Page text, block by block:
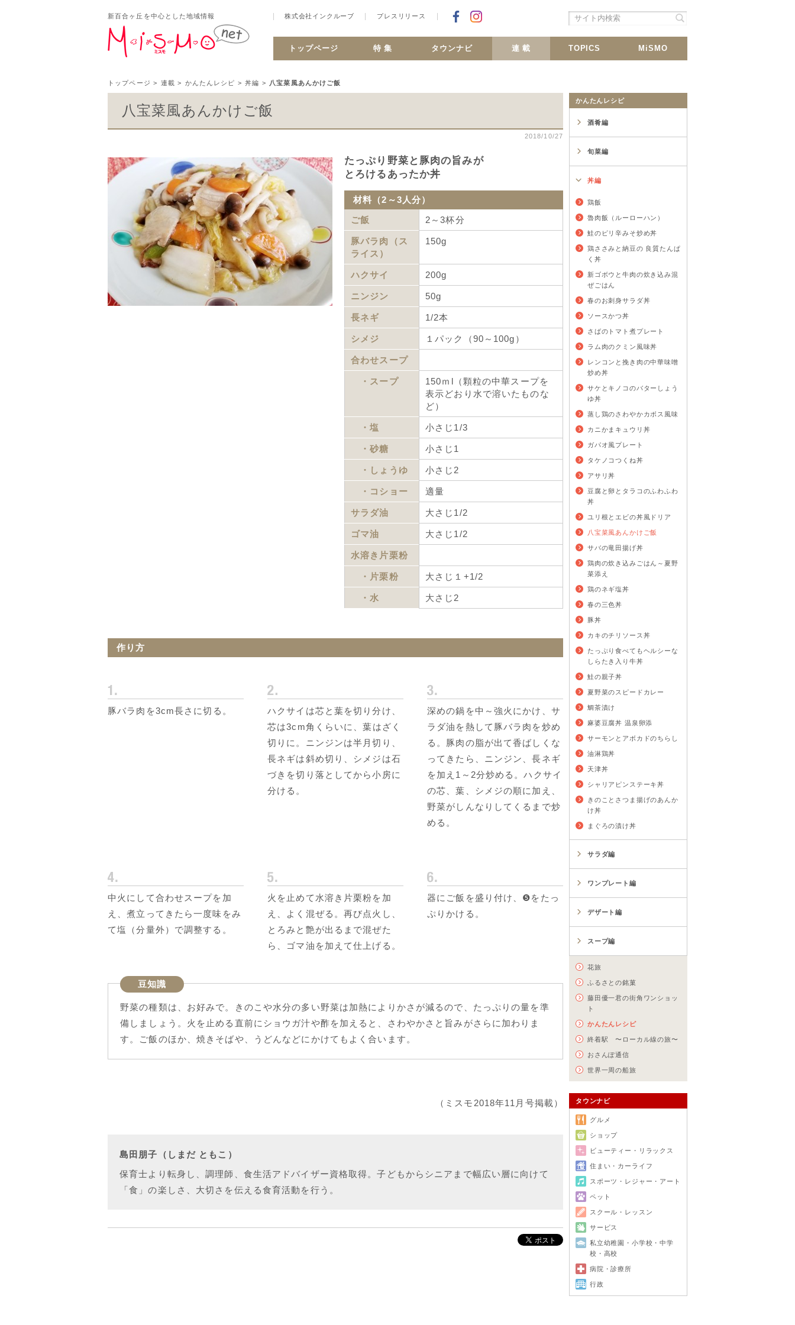
新百合ヶ丘を中心とした地域情報 株式会社インクルーブ プレスリリース Facebookでシェア
トップページ 特 集 タウンナビ 連 載 TOPICS MiSMO
トップページ > 連載 > かんたんレシピ > 丼編 > 八宝菜風あんかけご飯
かんたんレシピ
酒肴編
旬菜編
丼編
鶏飯
魯肉飯（ルーローハン）
鮭のピリ辛みそ炒め丼
鶏ささみと納豆の 良質たんぱ
く丼
新ゴボウと牛肉の炊き込み混
ぜごはん
春のお刺身サラダ丼
ソースかつ丼
さばのトマト煮プレート
ラム肉のクミン風味丼
レンコンと挽き肉の中華味噌
炒め丼
サケとキノコのバターしょう
ゆ丼
蒸し鶏のさわやかカボス風味
カニかまキュウリ丼
ガパオ風プレート
タケノコつくね丼
アサリ丼
豆腐と卵とタラコのふわふわ
丼
ユリ根とエビの丼風ドリア
八宝菜風あんかけご飯
サバの竜田揚げ丼
鶏肉の炊き込みごはん～夏野
菜添え
鶏のネギ塩丼
春の三色丼
豚丼
カキのチリソース丼
たっぷり食べてもヘルシーな
しらたき入り牛丼
鮭の親子丼
夏野菜のスピードカレー
鯛茶漬け
麻婆豆腐丼 温泉卵添
サーモンとアボカドのちらし
油淋鶏丼
天津丼
シャリアピンステーキ丼
きのことさつま揚げのあんか
け丼
まぐろの漬け丼
サラダ編
ワンプレート編
デザート編
スープ編
花旅
ふるさとの銘菓
藤田優一君の街角ワンショッ
ト
かんたんレシピ
終着駅 〜ローカル線の旅〜
おさんぽ通信
世界一周の船旅
タウンナビ
グルメ
ショップ
ビューティー・リラックス
住まい・カーライフ
スポーツ・レジャー・アート
ペット
スクール・レッスン
サービス
私立幼稚園・小学校・中学
校・高校
病院・診療所
行政
八宝菜風あんかけご飯
2018/10/27
たっぷり野菜と豚肉の旨みが
とろけるあったか丼
材料（2～3人分）
ご飯
2～3杯分
豚バラ肉（ス
ライス）
150g
ハクサイ 200g
ニンジン 50g
長ネギ 1/2本
シメジ １パック（90～100g）
合わせスープ
・スープ
150ｍl（顆粒の中華スープを
表示どおり水で溶いたものな
ど）
・塩 小さじ1/3
・砂糖 小さじ1
・しょうゆ 小さじ2
・コショー 適量
サラダ油 大さじ1/2
ゴマ油 大さじ1/2
水溶き片栗粉
・片栗粉 大さじ１+1/2
・水 大さじ2
作り方
豚バラ肉を3cm長さに切る。
ハクサイは芯と葉を切り分け、
芯は3cm角くらいに、葉はざく
切りに。ニンジンは半月切り、
長ネギは斜め切り、シメジは石
づきを切り落としてから小房に
分ける。
深めの鍋を中～強火にかけ、サ
ラダ油を熱して豚バラ肉を炒め
る。豚肉の脂が出て香ばしくな
ってきたら、ニンジン、長ネギ
を加え1～2分炒める。ハクサイ
の芯、葉、シメジの順に加え、
野菜がしんなりしてくるまで炒
める。
中火にして合わせスープを加
え、煮立ってきたら一度味をみ
て塩（分量外）で調整する。
火を止めて水溶き片栗粉を加
え、よく混ぜる。再び点火し、
とろみと艶が出るまで混ぜた
ら、ゴマ油を加えて仕上げる。
器にご飯を盛り付け、❺をたっ
ぷりかける。
豆知識
野菜の種類は、お好みで。きのこや水分の多い野菜は加熱によりかさが減るので、たっぷりの量を準
備しましょう。火を止める直前にショウガ汁や酢を加えると、さわやかさと旨みがさらに加わりま
す。ご飯のほか、焼きそばや、うどんなどにかけてもよく合います。
（ミスモ2018年11月号掲載）
島田朋子（しまだ ともこ）
保育士より転身し、調理師、食生活アドバイザー資格取得。子どもからシニアまで幅広い層に向けて
「食」の楽しさ、大切さを伝える食育活動を行う。